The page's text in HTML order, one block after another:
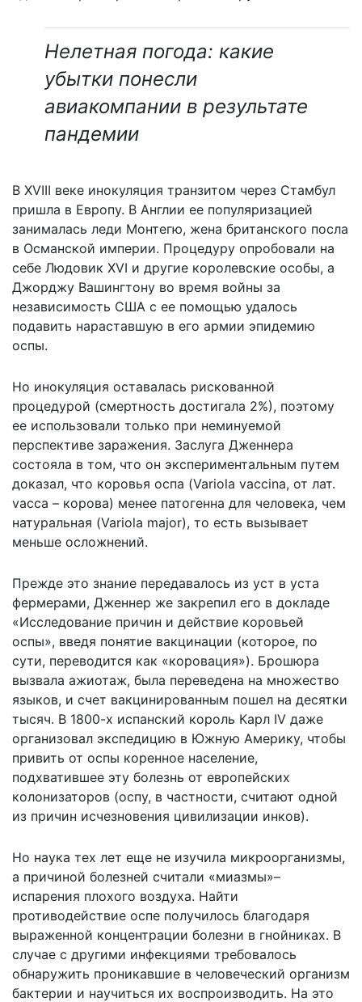
Нелетная погода: какие
убытки понесли
авиакомпании в результате
пандемии
В XVIII веке инокуляция транзитом через Стамбул
пришла в Европу. В Англии ее популяризацией
занималась леди Монтегю, жена британского посла
в Османской империи. Процедуру опробовали на
себе Людовик XVI и другие королевские особы, а
Джорджу Вашингтону во время войны за
независимость США с ее помощью удалось
подавить нараставшую в его армии эпидемию
оспы.
Но инокуляция оставалась рискованной
процедурой (смертность достигала 2%), поэтому
ее использовали только при неминуемой
перспективе заражения. Заслуга Дженнера
состояла в том, что он экспериментальным путем
доказал, что коровья оспа (Variola vaccina, от лат.
vacca – корова) менее патогенна для человека, чем
натуральная (Variola major), то есть вызывает
меньше осложнений.
Прежде это знание передавалось из уст в уста
фермерами, Дженнер же закрепил его в докладе
«Исследование причин и действие коровьей
оспы», введя понятие вакцинации (которое, по
сути, переводится как «коровация»). Брошюра
вызвала ажиотаж, была переведена на множество
языков, и счет вакцинированным пошел на десятки
тысяч. В 1800-х испанский король Карл IV даже
организовал экспедицию в Южную Америку, чтобы
привить от оспы коренное население,
подхватившее эту болезнь от европейских
колонизаторов (оспу, в частности, считают одной
из причин исчезновения цивилизации инков).
Но наука тех лет еще не изучила микроорганизмы,
а причиной болезней считали «миазмы»–
испарения плохого воздуха. Найти
противодействие оспе получилось благодаря
выраженной концентрации болезни в гнойниках. В
случае с другими инфекциями требовалось
обнаружить проникавшие в человеческий организм
бактерии и научиться их воспроизводить. На это